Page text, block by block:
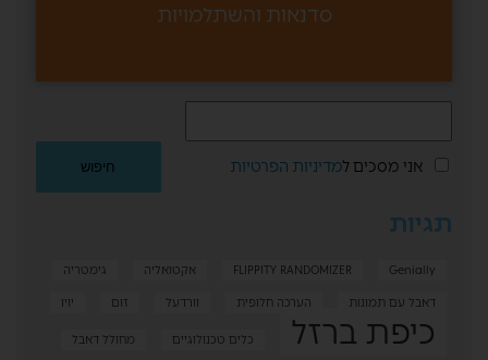
סדנאות והשתלמויות
אני מסכים למדיניות הפרטיות
תגיות
FLIPPITY RANDOMIZER Genially אקטואליה
גימטריה
דאבל עם תמונות
הערכה חלופית וורדעל זום יויו
כיפת ברזל כלים טכנולוגיים
מחולל דאבל